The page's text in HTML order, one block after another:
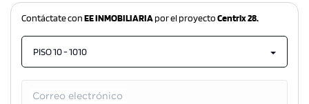
Contáctate conEE INMOBILIARIApor el proyectoCentrix 28.
PISO 10 - 1010
Correo electrónico